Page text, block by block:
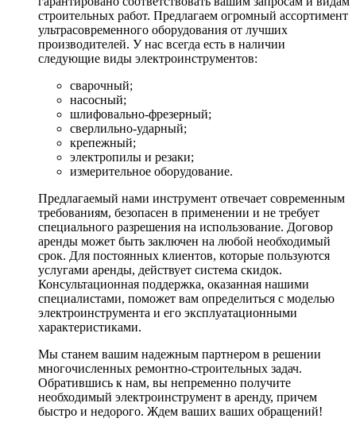
строительных работ. Предлагаем огромный ассортимент
ультрасовременного оборудования от лучших
производителей. У нас всегда есть в наличии
следующие виды электроинструментов:
сварочный;
насосный;
шлифовально-фрезерный;
сверлильно-ударный;
крепежный;
электропилы и резаки;
измерительное оборудование.
Предлагаемый нами инструмент отвечает современным
требованиям, безопасен в применении и не требует
специального разрешения на использование. Договор
аренды может быть заключен на любой необходимый
срок. Для постоянных клиентов, которые пользуются
услугами аренды, действует система скидок.
Консультационная поддержка, оказанная нашими
специалистами, поможет вам определиться с моделью
электроинструмента и его эксплуатационными
характеристиками.
Мы станем вашим надежным партнером в решении
многочисленных ремонтно-строительных задач.
Обратившись к нам, вы непременно получите
необходимый электроинструмент в аренду, причем
быстро и недорого. Ждем ваших ваших обращений!